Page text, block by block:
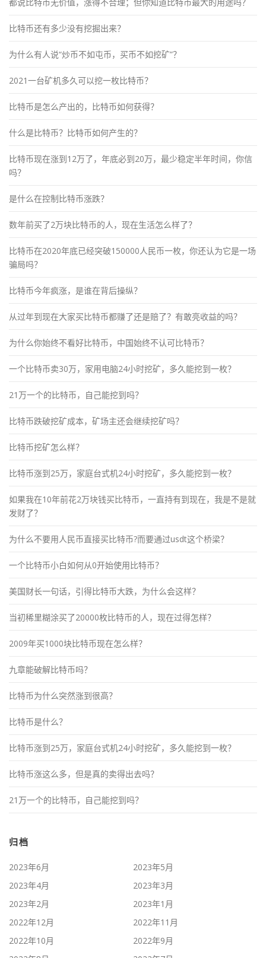
比特币还有多少没有挖掘出来？
为什么有人说“炒币不如屯币，买币不如挖矿”？
2021一台矿机多久可以挖一枚比特币？
比特币是怎么产出的，比特币如何获得？
什么是比特币？比特币如何产生的？
比特币现在涨到12万了，年底必到20万，最少稳定半年时间，你信
吗？
是什么在控制比特币涨跌？
数年前买了2万块比特币的人，现在生活怎么样了？
比特币在2020年底已经突破150000人民币一枚，你还认为它是一场
骗局吗？
比特币今年疯涨，是谁在背后操纵？
从过年到现在大家买比特币都赚了还是赔了？有敢亮收益的吗？
为什么你始终不看好比特币，中国始终不认可比特币？
一个比特币卖30万，家用电脑24小时挖矿，多久能挖到一枚？
21万一个的比特币，自己能挖到吗？
比特币跌破挖矿成本，矿场主还会继续挖矿吗？
比特币挖矿怎么样？
比特币涨到25万，家庭台式机24小时挖矿，多久能挖到一枚？
如果我在10年前花2万块钱买比特币，一直持有到现在，我是不是就
发财了？
为什么不要用人民币直接买比特币?而要通过usdt这个桥梁？
一个比特币小白如何从0开始使用比特币？
美国财长一句话，引得比特币大跌，为什么会这样？
当初稀里糊涂买了20000枚比特币的人，现在过得怎样？
2009年买1000块比特币现在怎么样？
九章能破解比特币吗？
比特币为什么突然涨到很高？
比特币是什么？
比特币涨到25万，家庭台式机24小时挖矿，多久能挖到一枚？
比特币涨这么多，但是真的卖得出去吗？
21万一个的比特币，自己能挖到吗？
归档
2023年6月
2023年5月
2023年4月
2023年3月
2023年2月
2023年1月
2022年12月
2022年11月
2022年10月
2022年9月